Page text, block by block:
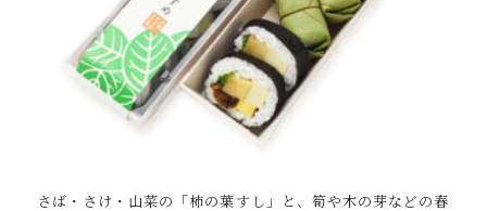
さば・さけ・山菜の「柿の葉すし」と、筍や木の芽などの春